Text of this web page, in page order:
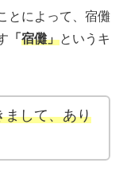
とによって、宿儺
「 宿儺」というキ
まして、あり